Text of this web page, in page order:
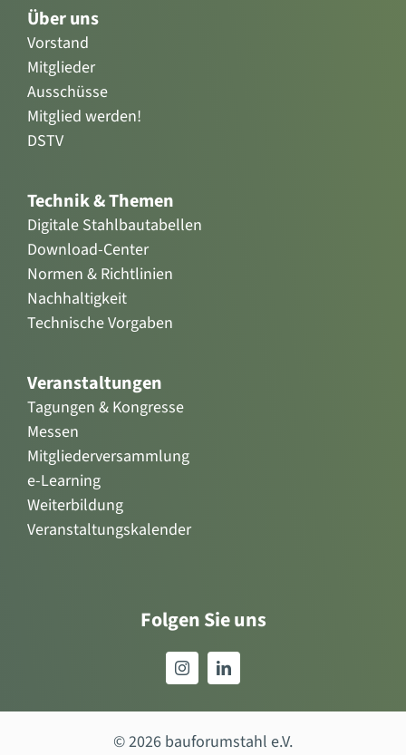
Über uns
Vorstand
Mitglieder
Ausschüsse
Mitglied werden!
DSTV
Technik & Themen
Digitale Stahlbautabellen
Download-Center
Normen & Richtlinien
Nachhaltigkeit
Technische Vorgaben
Veranstaltungen
Tagungen & Kongresse
Messen
Mitgliederversammlung
e-Learning
Weiterbildung
Veranstaltungskalender
Folgen Sie uns
© 2026 bauforumstahl e.V.